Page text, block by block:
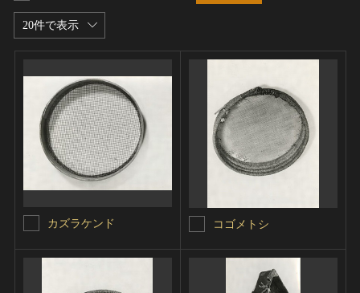
20件で表示
カズラケンド コゴメトシ